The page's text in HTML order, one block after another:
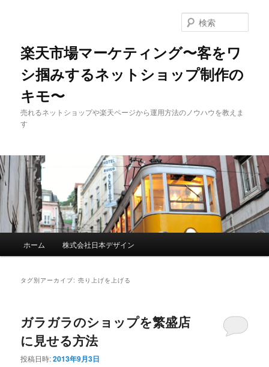
楽天市場マーケティング〜客をワ
シ掴みするネットショップ制作の
キモ〜
売れるネットショップや楽天ページから運用方法のノウハウを教えま
す
索
メインコンテンツへ移動
サブコンテンツへ移動
ホーム 株式会社日本デザイン
タグ別アーカイブ:売り上げを上げる
ガラガラのショップを繁盛店
に見せる方法
投稿日時:2013年9月3日